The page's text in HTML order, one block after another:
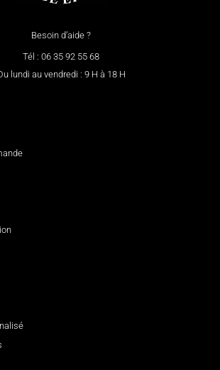
Besoin d’aide ?
Tél : 06 35 92 55 68
lundi au vendredi : 9 H à 18 H